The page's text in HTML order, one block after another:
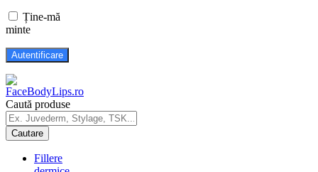
Ține-mă
minte
Caută produse
Fillere